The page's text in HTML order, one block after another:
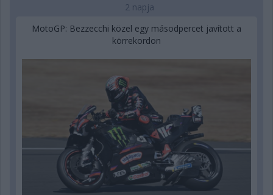
2 napja
MotoGP: Bezzecchi közel egy másodpercet javított a
körrekordon